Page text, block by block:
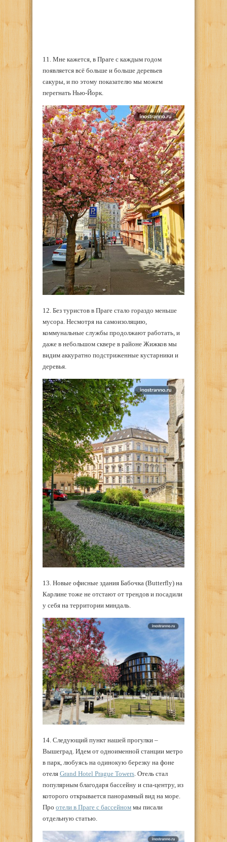
11. Мне кажется, в Праге с каждым годом
появляется всё больше и больше деревьев
сакуры, и по этому показателю мы можем
перегнать Нью-Йорк.
12. Без туристов в Праге стало гораздо меньше
мусора. Несмотря на самоизоляцию,
коммунальные службы продолжают работать, и
даже в небольшом сквере в районе Жижков мы
видим аккуратно подстриженные кустарники и
деревья.
13. Новые офисные здания Бабочка (Butterfly) на
Карлине тоже не отстают от трендов и посадили
у себя на территории миндаль.
14. Следующий пункт нашей прогулки –
Вышеград. Идем от одноименной станции метро
в парк, любуясь на одинокую березку на фоне
отеля Grand Hotel Prague Towers . Отель стал
популярным благодаря бассейну и спа-центру, из
которого открывается панорамный вид на море.
Про отели в Праге с бассейном мы писали
отдельную статью.